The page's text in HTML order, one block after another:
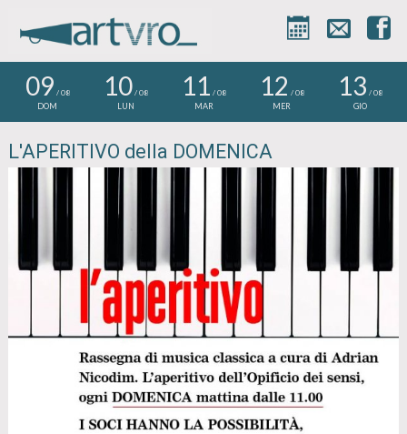



09 / 08
DOM
10/ 08
LUN
11 / 08
MAR
12 / 08
MER
13 / 08
GIO
L'APERITIVO della DOMENICA